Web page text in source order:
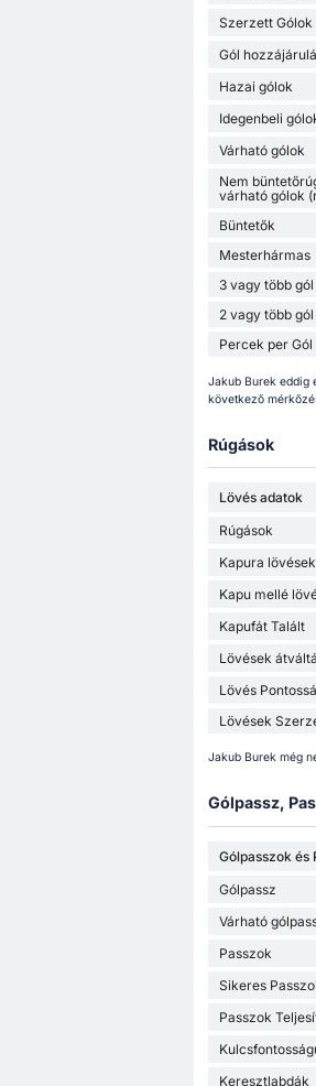
Szerzett Gólok
Gól
Hazai gólok
Idegenbeli
Várható gólok
Nem
várható gólok
Büntetők
Mesterhármas
3 vagy több gól
2 vagy több gól
Percek per Gól
Jakub Burek eddig
következő
Rúgások
Lövés adatok
Rúgások
Kapura lövések
Kapu mellé
Kapufát Talált
Lövések
Lövés
Lövések
Jakub Burek még
Gólpassz,
Gólpasszok és
Gólpassz
Várható
Passzok
Sikeres
Passzok
Keresztlabdák